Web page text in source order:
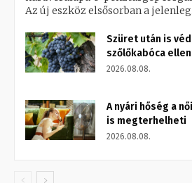
Az új eszköz elsősorban a
Szüret után is
szőlőkabóca
2026.08.08.
A nyári hőség a
is megterhelheti
2026.08.08.